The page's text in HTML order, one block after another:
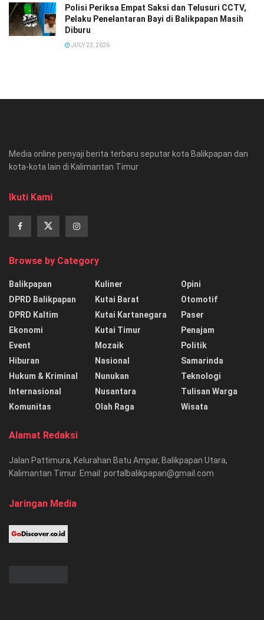
Polisi Periksa Empat Saksi dan Telusuri CCTV,
Pelaku Penelantaran Bayi di Balikpapan Masih
Diburu
JULY 22, 2026
Media online penyaji berita terbaru seputar kota Balikpapan dan
kota-kota lain di Kalimantan Timur
Ikuti Kami
Browse by Category
Balikpapan
DPRD Balikpapan
DPRD Kaltim
Ekonomi
Event
Hiburan
Hukum & Kriminal
Internasional
Komunitas
Kuliner
Kutai Barat
Kutai Kartanegara
Kutai Timur
Mozaik
Nasional
Nunukan
Nusantara
Olah Raga
Opini
Otomotif
Paser
Penajam
Politik
Samarinda
Teknologi
Tulisan Warga
Wisata
Alamat Redaksi
Jalan Pattimura, Kelurahan Batu Ampar, Balikpapan Utara,
Kalimantan Timur. Email: portalbalikpapan@gmail.com
Jaringan Media